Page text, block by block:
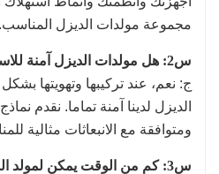
مجموعة مولدات الديزل المناسب.
س2: هل مولدات الديزل آمنة للاستخدام السكني؟
ج: نعم، عند تركيبها وتهويتها
الديزل لدينا آمنة تماما. نقدم
ومتوافقة مع الانبعاثات مثالية
س3: كم من الوقت يمكن لمولد